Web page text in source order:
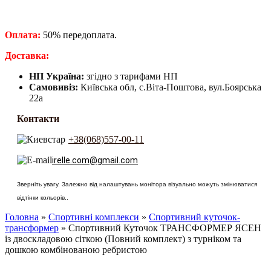
Оплата: 50% передоплата.
​Доставка:
НП Україна: згідно з тарифами НП
Самовивіз: Київська обл, с.Віта-Поштова, вул.Боярська
22а
Контакти
+38(068)557-00-11
irelle.com@gmail.com
Зверніть увагу. Залежно від налаштувань монітора візуально можуть змінюватися
відтінки кольорів..
Головна » Спортивні комплекси » Спортивний куточок-
трансформер » Спортивний Куточок ТРАНСФОРМЕР ЯСЕН
із двоскладовою сіткою (Повний комплект) з турніком та
дошкою комбінованою ребристою